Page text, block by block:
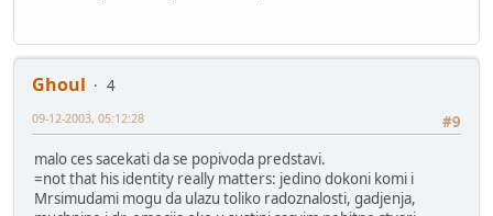
Ghoul
4
#9
09-12-2003, 05:12:28
malo ces sacekati da se popivoda predstavi.
=not that his identity really matters: jedino dokoni komi i
Mrsimudami mogu da ulazu toliko radoznalosti, gadjenja,